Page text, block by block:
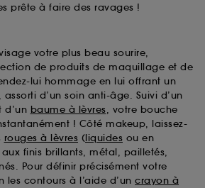
prête à faire des ravages !
votre plus beau sourire,
de produits de maquillage et de
lui hommage en lui offrant un
d’un soin anti-âge. Suivi d’un
d’un baume à lèvres, votre bouche
! Côté makeup, laissez-
rouges à lèvres (liquides ou en
aux finis brillants, métal, pailletés,
Pour définir précisément votre
les contours à l’aide d’un crayon à